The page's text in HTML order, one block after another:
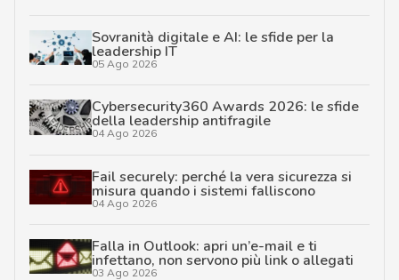
Sovranità digitale e AI: le sfide per la
leadership IT
05 Ago 2026
Cybersecurity360 Awards 2026: le sfide
della leadership antifragile
04 Ago 2026
Fail securely: perché la vera sicurezza si
misura quando i sistemi falliscono
04 Ago 2026
Falla in Outlook: apri un’e-mail e ti
infettano, non servono più link o allegati
03 Ago 2026